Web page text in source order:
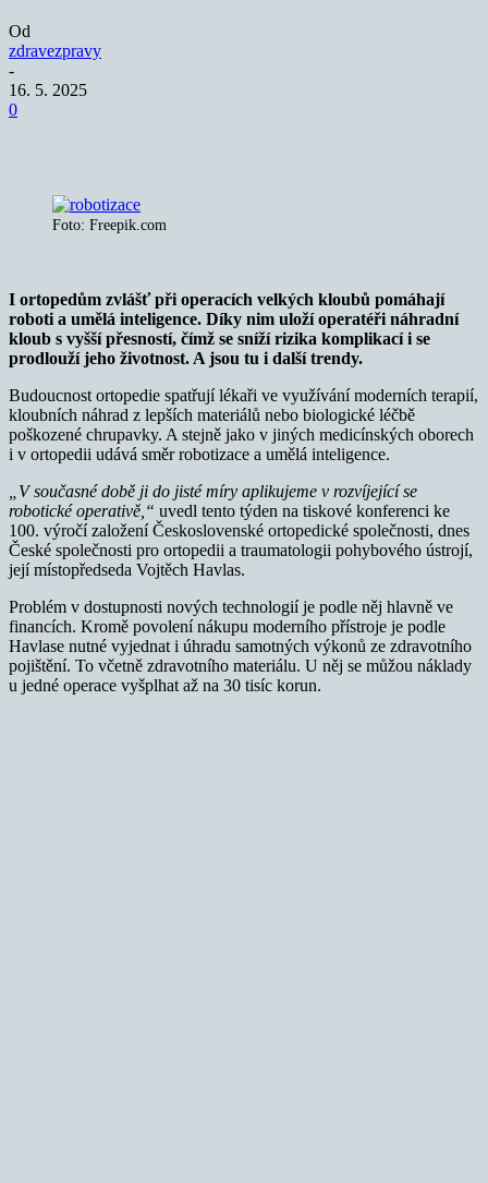
Od
zdravezpravy
-
16. 5. 2025
0
Foto: Freepik.com
I ortopedům zvlášť při operacích velkých kloubů pomáhají
roboti a umělá inteligence. Díky nim uloží operatéři náhradní
kloub s vyšší přesností, čímž se sníží rizika komplikací i se
prodlouží jeho životnost. A jsou tu i další trendy.
Budoucnost ortopedie spatřují lékaři ve využívání moderních terapií,
kloubních náhrad z lepších materiálů nebo biologické léčbě
poškozené chrupavky. A stejně jako v jiných medicínských oborech
i v ortopedii udává směr robotizace a umělá inteligence.
„V současné době ji do jisté míry aplikujeme v rozvíjející se
robotické operativě,“ uvedl tento týden na tiskové konferenci ke
100. výročí založení Československé ortopedické společnosti, dnes
České společnosti pro ortopedii a traumatologii pohybového ústrojí,
její místopředseda Vojtěch Havlas.
Problém v dostupnosti nových technologií je podle něj hlavně ve
financích. Kromě povolení nákupu moderního přístroje je podle
Havlase nutné vyjednat i úhradu samotných výkonů ze zdravotního
pojištění. To včetně zdravotního materiálu. U něj se můžou náklady
u jedné operace vyšplhat až na 30 tisíc korun.